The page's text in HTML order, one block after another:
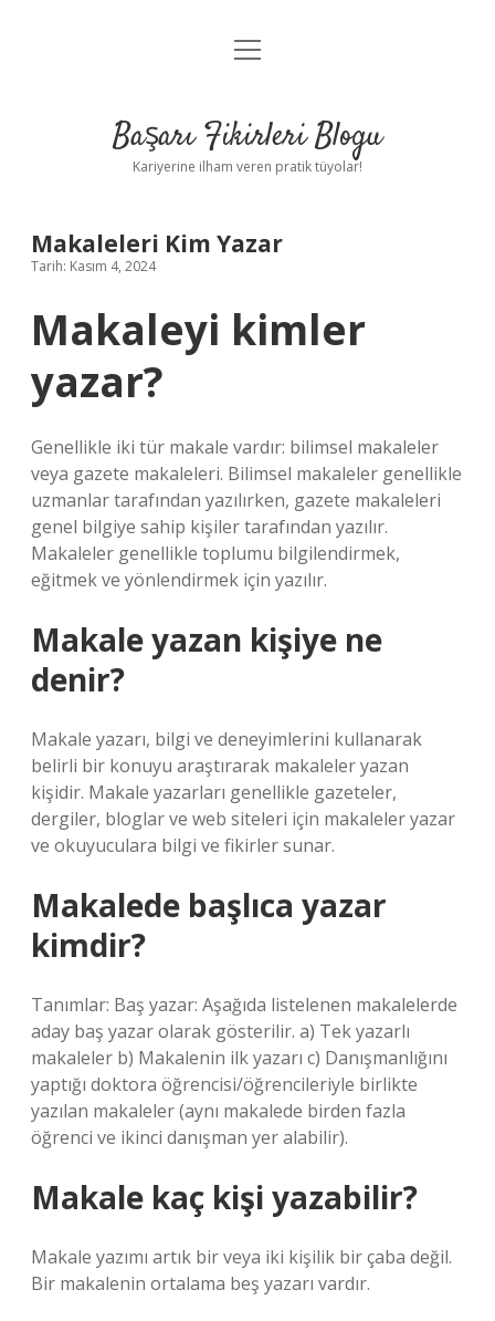
Anasayfa
Yasal Uyarı
menüyü
Başarı Fikirleri Blogu
Kariyerine ilham veren pratik tüyolar!
Makaleleri Kim Yazar
Tarih: Kasım 4, 2024
Makaleyi kimler
yazar?
Genellikle iki tür makale vardır: bilimsel makaleler
veya gazete makaleleri. Bilimsel makaleler genellikle
uzmanlar tarafından yazılırken, gazete makaleleri
genel bilgiye sahip kişiler tarafından yazılır.
Makaleler genellikle toplumu bilgilendirmek,
eğitmek ve yönlendirmek için yazılır.
Makale yazan kişiye ne
denir?
Makale yazarı, bilgi ve deneyimlerini kullanarak
belirli bir konuyu araştırarak makaleler yazan
kişidir. Makale yazarları genellikle gazeteler,
dergiler, bloglar ve web siteleri için makaleler yazar
ve okuyuculara bilgi ve fikirler sunar.
Makalede başlıca yazar
kimdir?
Tanımlar: Baş yazar: Aşağıda listelenen makalelerde
aday baş yazar olarak gösterilir. a) Tek yazarlı
makaleler b) Makalenin ilk yazarı c) Danışmanlığını
yaptığı doktora öğrencisi/öğrencileriyle birlikte
yazılan makaleler (aynı makalede birden fazla
öğrenci ve ikinci danışman yer alabilir).
Makale kaç kişi yazabilir?
Makale yazımı artık bir veya iki kişilik bir çaba değil.
Bir makalenin ortalama beş yazarı vardır.